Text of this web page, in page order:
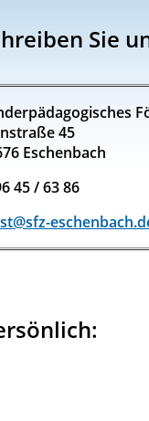
Sie
45
Eschenbach
45 / 63 86